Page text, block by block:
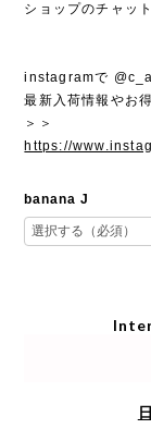
ショップのチャッ
instagramで
最新入荷情報やお
＞＞
https://
banana J